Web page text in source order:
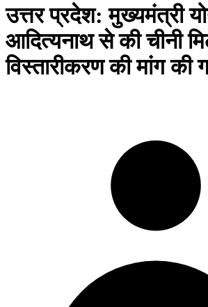
उत्तर प्रदेश: मुख्यमंत्री
आदित्यनाथ से की चीनी
विस्तारीकरण की मांग की